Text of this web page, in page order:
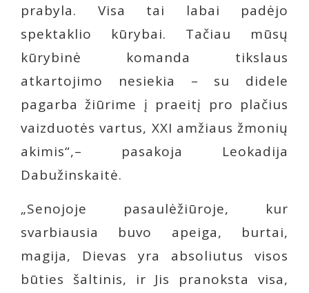
prabyla. Visa tai labai padėjo
spektaklio kūrybai. Tačiau mūsų
kūrybinė komanda tikslaus
atkartojimo nesiekia – su didele
pagarba žiūrime į praeitį pro plačius
vaizduotės vartus, XXI amžiaus žmonių
akimis“,– pasakoja Leokadija
Dabužinskaitė.
„Senojoje pasaulėžiūroje, kur
svarbiausia buvo apeiga, burtai,
magija, Dievas yra absoliutus visos
būties šaltinis, ir Jis pranoksta visa,